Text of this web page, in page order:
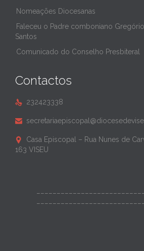
Nomeações Diocesanas
Faleceu o Padre comboniano
Santos
Comunicado do Conselho Presbiteral
Contactos
 232423338


Casa Episcopal – Rua Nunes de
163 VISEU